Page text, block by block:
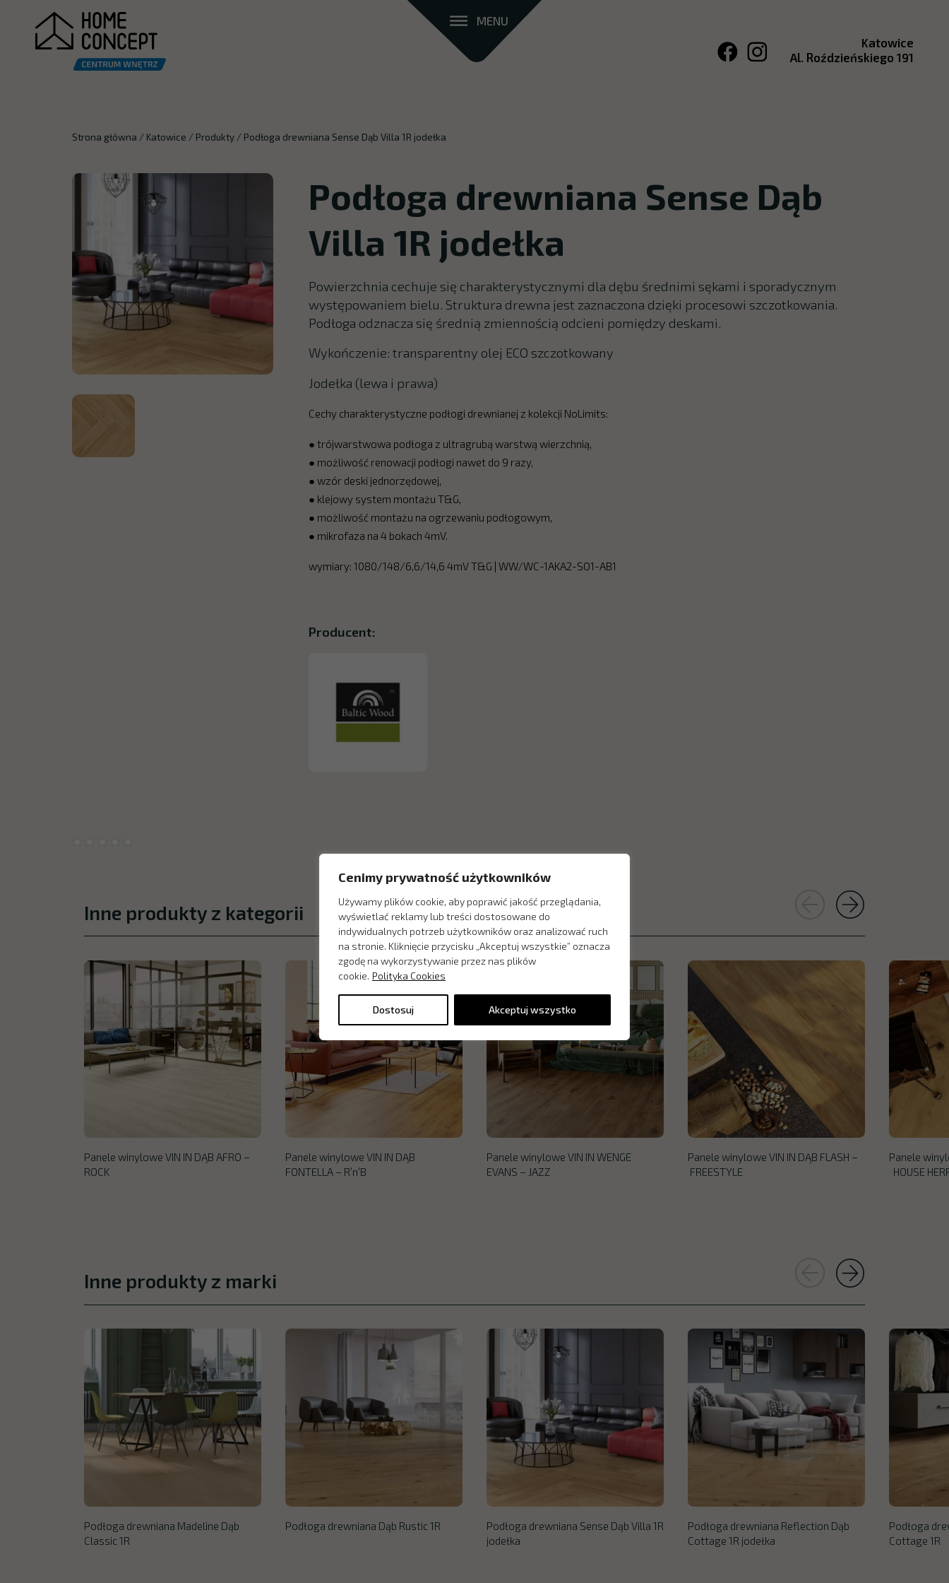
Cenimy prywatność użytkowników
Używamy plików cookie, aby poprawić jakość przeglądania,
wyświetlać reklamy lub treści dostosowane do
indywidualnych potrzeb użytkowników oraz analizować ruch
na stronie. Kliknięcie przycisku „Akceptuj wszystkie” oznacza
zgodę na wykorzystywanie przez nas plików
cookie. Polityka Cookies
Dostosuj Akceptuj wszystko
MENU
Katowice
Al. Roździeńskiego 191
Strona główna / Katowice /Produkty /Podłoga drewniana Sense Dąb Villa 1R jodełka
Podłoga drewniana Sense Dąb
Villa 1R jodełka
Powierzchnia cechuje się charakterystycznymi dla dębu średnimi sękami i sporadycznym
występowaniem bielu. Struktura drewna jest zaznaczona dzięki procesowi szczotkowania.
Podłoga odznacza się średnią zmiennością odcieni pomiędzy deskami.
Wykończenie: transparentny olej ECO szczotkowany
Jodełka (lewa i prawa)
Cechy charakterystyczne podłogi drewnianej z kolekcji NoLimits:
● trójwarstwowa podłoga z ultragrubą warstwą wierzchnią,
● możliwość renowacji podłogi nawet do 9 razy,
● wzór deski jednorzędowej,
● klejowy system montażu T&G,
● możliwość montażu na ogrzewaniu podłogowym,
● mikrofaza na 4 bokach 4mV.
wymiary: 1080/148/6,6/14,6 4mV T&G | WW/WC-1AKA2-SO1-AB1
Producent:
Inne produkty z kategorii
Panele winylowe VIN IN DĄB AFRO –
ROCK
Panele winylowe VIN IN DĄB
FONTELLA – R’n’B
Panele winylowe VIN IN WENGE
EVANS – JAZZ
Panele winylowe VIN IN DĄB FLASH –
FREESTYLE
Panele
HOUSE
Inne produkty z marki
Podłoga drewniana Madeline Dąb
Classic 1R
Podłoga drewniana Dąb Rustic 1R
Podłoga drewniana Sense Dąb Villa 1R
jodełka
Podłoga drewniana Reflection Dąb
Cottage 1R jodełka
Podłoga
Cottage 1R